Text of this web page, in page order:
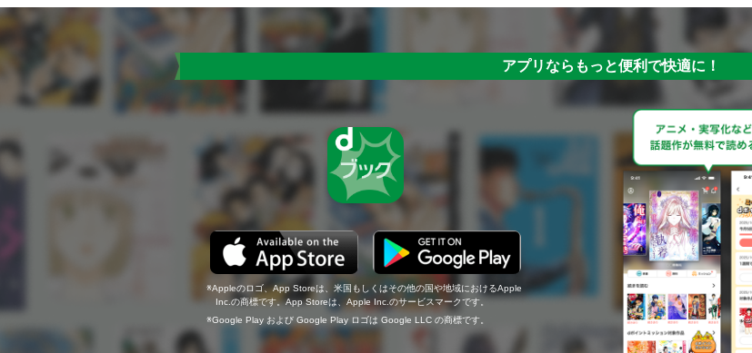
アプリならもっと便利で快適に！
Appleのロゴ、App Storeは、米国もしくはその他の国や地域におけるApple
Inc.の商標です。App Storeは、Apple Inc.のサービスマークです。
Google Play および Google Play ロゴは Google LLC の商標です。